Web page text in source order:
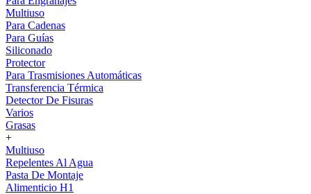
Multiuso
Para Cadenas
Para Guías
Siliconado
Protector
Para Trasmisiones Automáticas
Transferencia Térmica
Detector De Fisuras
Varios
Grasas
+
Multiuso
Repelentes Al Agua
Pasta De Montaje
Alimenticio H1